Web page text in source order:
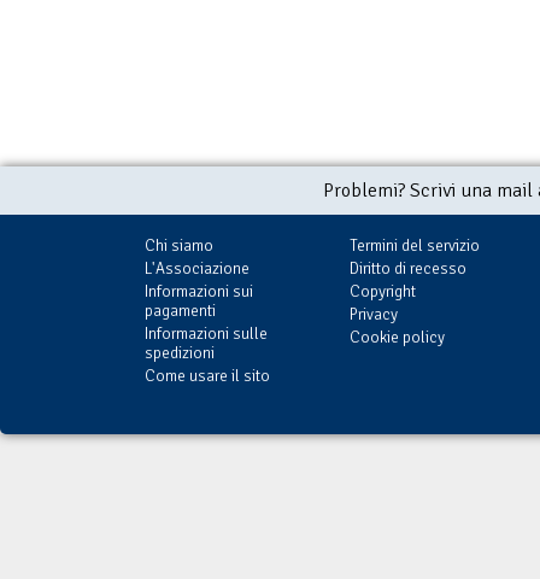
Problemi? Scrivi una
Chi siamo
L'Associazione
Informazioni sui
pagamenti
Informazioni sulle
spedizioni
Come usare il sito
Termini del servizio
Diritto di recesso
Copyright
Privacy
Cookie policy